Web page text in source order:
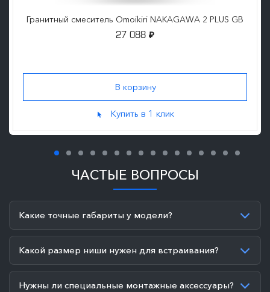
Гранитный смеситель Omoikiri NAKAGAWA 2 PLUS GB
27 088 ₽
Купить в 1 клик
ЧАСТЫЕ ВОПРОСЫ
Какие точные габариты у модели?
Какой размер ниши нужен для встраивания?
Нужны ли специальные монтажные аксессуары?